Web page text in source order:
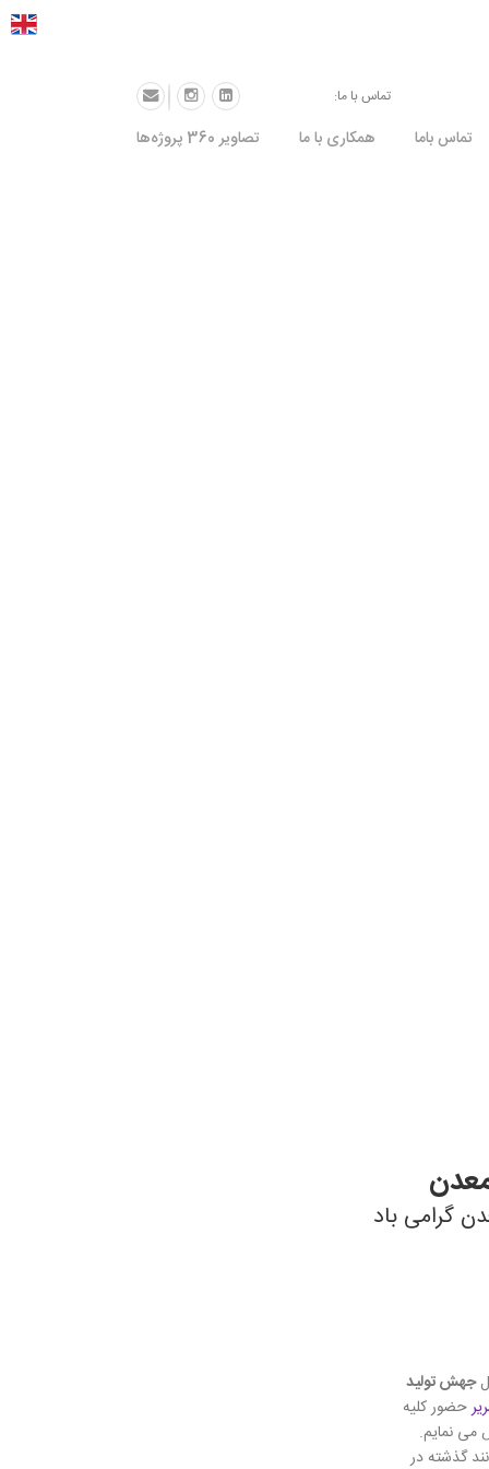
تماس با ما:
تصاویر 360 پروژه‌ها همکاری با ما تماس باما
گرامی باد
جهش تولید
حضور کلیه
می نمایم.
گذشته در